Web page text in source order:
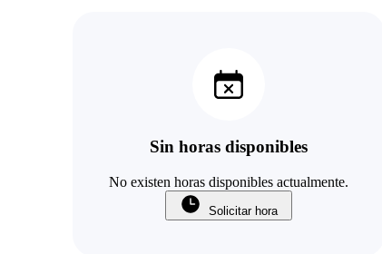
Sin horas disponibles
No existen horas disponibles actualmente.
Solicitar hora